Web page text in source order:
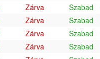
Zárva
Szabad
Zárva
Szabad
Zárva
Szabad
Zárva
Szabad